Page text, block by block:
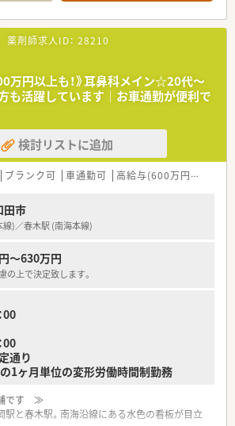
薬剤師求人ID： 28210
万円以上も！》耳鼻科メイン☆20代～
も活躍しています│お車通勤が便利で
検討リストに追加
ブランク可 車通勤可 高給与(600万円以上)
田市
)／春木駅 (南海本線)
～630万円
上で決定致します。
00
00
通り
1ヶ月単位の変形労働時間制勤務
です ≫
と春木駅。南海沿線にある水色の看板が目立